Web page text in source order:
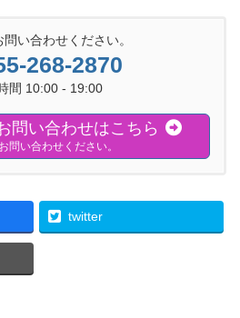
い合わせください。
268-2870
間 10:00 - 19:00
問い合わせはこちら
問い合わせください。
twitter